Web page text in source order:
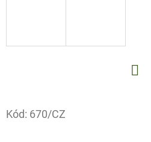
Kód: 670/CZ
HLEDAT
D
O